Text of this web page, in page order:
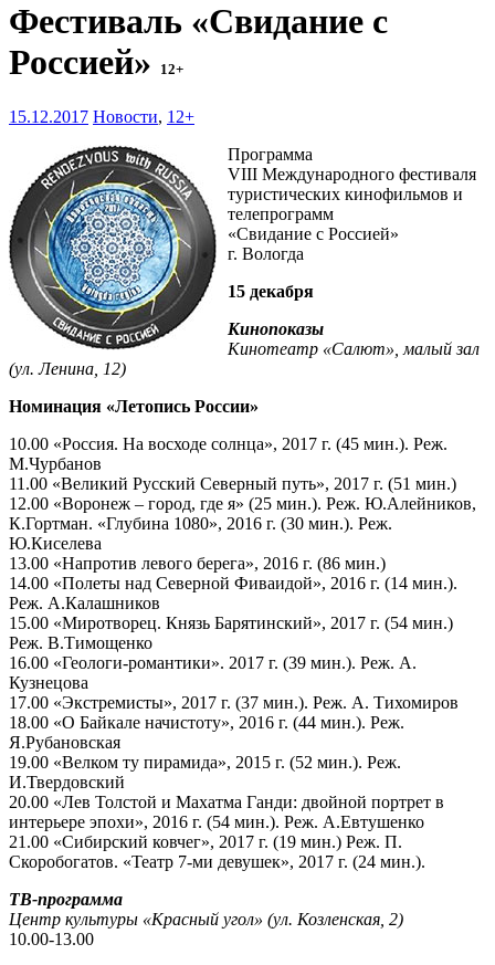
Фестиваль «Свидание с
Россией»
12+
15.12.2017 Новости, 12+
Программа
VIII Международного фестиваля
туристических кинофильмов и
телепрограмм
«Свидание с Россией»
г. Вологда
15 декабря
Кинопоказы
Кинотеатр «Салют», малый зал
(ул. Ленина, 12)
Номинация «Летопись России»
10.00 «Россия. На восходе солнца», 2017 г. (45 мин.). Реж.
М.Чурбанов
11.00 «Великий Русский Северный путь», 2017 г. (51 мин.)
12.00 «Воронеж – город, где я» (25 мин.). Реж. Ю.Алейников,
К.Гортман. «Глубина 1080», 2016 г. (30 мин.). Реж.
Ю.Киселева
13.00 «Напротив левого берега», 2016 г. (86 мин.)
14.00 «Полеты над Северной Фиваидой», 2016 г. (14 мин.).
Реж. А.Калашников
15.00 «Миротворец. Князь Барятинский», 2017 г. (54 мин.)
Реж. В.Тимощенко
16.00 «Геологи-романтики». 2017 г. (39 мин.). Реж. А.
Кузнецова
17.00 «Экстремисты», 2017 г. (37 мин.). Реж. А. Тихомиров
18.00 «О Байкале начистоту», 2016 г. (44 мин.). Реж.
Я.Рубановская
19.00 «Велком ту пирамида», 2015 г. (52 мин.). Реж.
И.Твердовский
20.00 «Лев Толстой и Махатма Ганди: двойной портрет в
интерьере эпохи», 2016 г. (54 мин.). Реж. А.Евтушенко
21.00 «Сибирский ковчег», 2017 г. (19 мин.) Реж. П.
Скоробогатов. «Театр 7-ми девушек», 2017 г. (24 мин.).
ТВ-программа
Центр культуры «Красный угол» (ул. Козленская, 2)
10.00-13.00